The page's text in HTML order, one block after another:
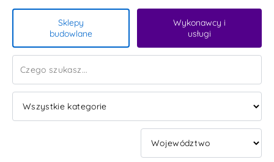
Sklepy
budowlane
Wykonawcy i
usługi